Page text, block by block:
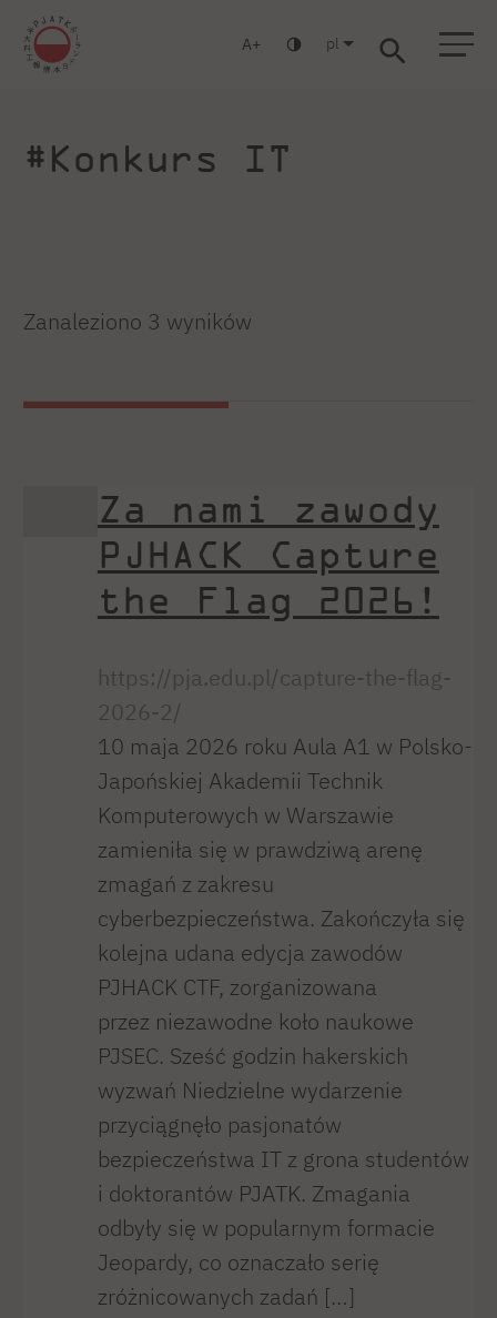
A pl
Zaloguj się
#Konkurs IT
Zanaleziono 3 wyników
Za nami zawody
PJHACK Capture
the Flag 2026!
https://pja.edu.pl/capture-the-flag-
2026-2/
10 maja 2026 roku Aula A1 w Polsko-
Japońskiej Akademii Technik
Komputerowych w Warszawie
zamieniła się w prawdziwą arenę
zmagań z zakresu
cyberbezpieczeństwa. Zakończyła się
kolejna udana edycja zawodów
PJHACK CTF, zorganizowana
przez niezawodne koło naukowe
PJSEC. Sześć godzin hakerskich
wyzwań Niedzielne wydarzenie
przyciągnęło pasjonatów
bezpieczeństwa IT z grona studentów
i doktorantów PJATK. Zmagania
odbyły się w popularnym formacie
Jeopardy, co oznaczało serię
zróżnicowanych zadań […]